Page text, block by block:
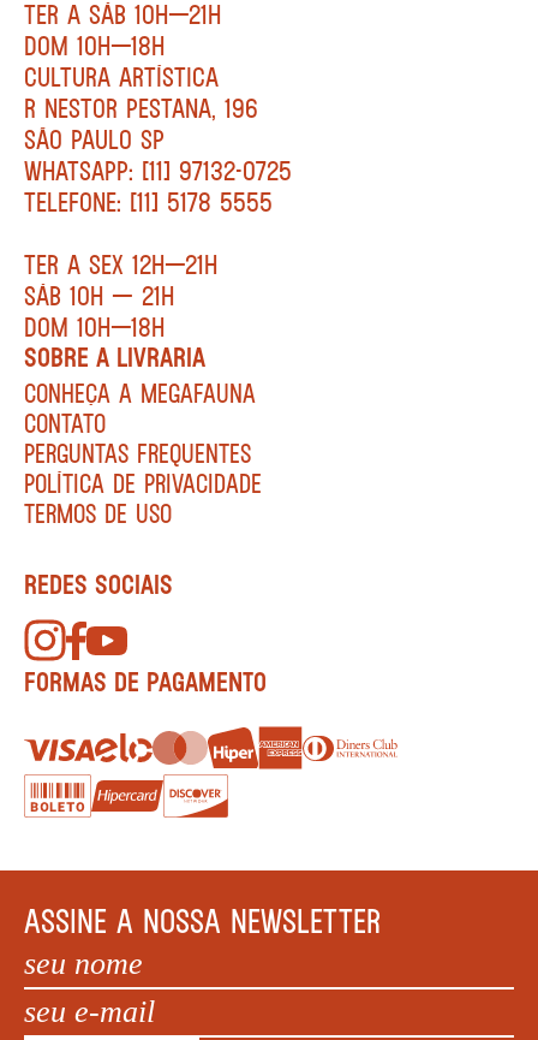
TER A SÁB 10H—21H
DOM 10H—18H
CULTURA ARTÍSTICA
R NESTOR PESTANA, 196
SÃO PAULO SP
WHATSAPP: [11] 97132-0725
TELEFONE: [11] 5178 5555
TER A SEX 12H—21H
SÁB 10H — 21H
DOM 10H—18H
SOBRE A LIVRARIA
CONHEÇA A MEGAFAUNA
CONTATO
PERGUNTAS FREQUENTES
POLÍTICA DE PRIVACIDADE
TERMOS DE USO
REDES SOCIAIS
FORMAS DE PAGAMENTO
ASSINE A NOSSA NEWSLETTER